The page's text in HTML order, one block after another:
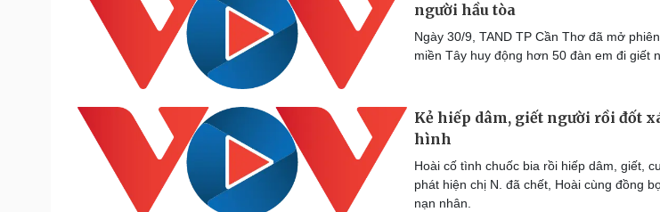
người hầu tòa
Ngày 30/9, TAND TP Cần Thơ đã mở
miền Tây huy động hơn 50 đàn em đi giết
Kẻ hiếp dâm, giết người rồi đốt
hình
Hoài cố tình chuốc bia rồi hiếp dâm, giết,
phát hiện chị N. đã chết, Hoài cùng đồng
nạn nhân.